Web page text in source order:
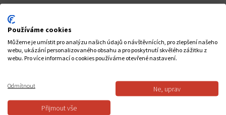
baterie
Max.
vakuum
60 mbar
Max.
průtok
vzduchu
(turbína)
Používáme cookies
Můžeme je umístit pro analýzu našich údajů o návštěvnících, pro zlepšení našeho
webu, ukázání personalizovaného obsahu a pro poskytnutí skvělého zážitku z
webu. Pro více informací o cookies používáme otevřené nastavení.
Odmítnout Ne, uprav
Přijmout vše